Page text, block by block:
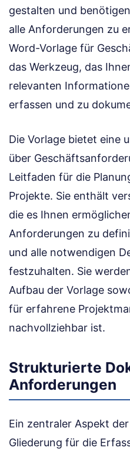
gestalten und
alle Anforderungen zu
Word-Vorlage für
das Werkzeug, das
relevanten
erfassen und zu
Die Vorlage bietet eine
über
Leitfaden für die
Projekte. Sie enthält
die es Ihnen
Anforderungen zu
und alle notwendigen
festzuhalten. Sie
Aufbau der Vorlage
für erfahrene
nachvollziehbar ist.
Strukturierte
Anforderungen
Ein zentraler Aspekt
Gliederung für die